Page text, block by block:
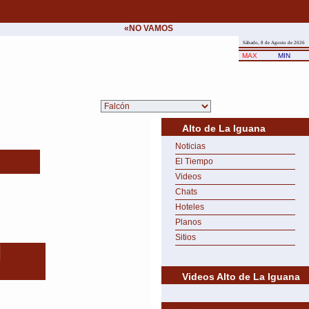
«NO VAMOS A CEDER NUNCA AL CHANTAJE
Sábado, 8 de Agosto de 2026
MAX MIN
Alto de La Iguana
Noticias
El Tiempo
Videos
Chats
Hoteles
Planos
Sitios
Videos Alto de La Iguana